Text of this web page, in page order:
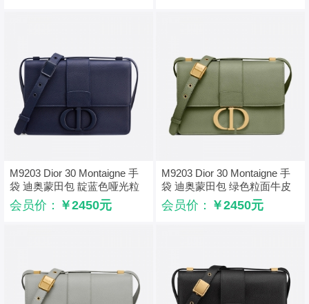
M9203 Dior 30 Montaigne 手
袋 迪奥蒙田包 靛蓝色哑光粒
面牛皮革
会员价： ￥2450元
M9203 Dior 30 Montaigne 手
袋 迪奥蒙田包 绿色粒面牛皮
革
会员价： ￥2450元